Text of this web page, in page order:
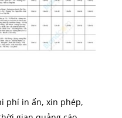
phí in ấn, xin phép,